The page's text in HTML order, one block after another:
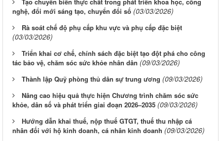
nghệ, đổi mới sáng tạo, chuyển đổi số (03/03/2026)
Rà soát chế độ phụ cấp khu vực và phụ cấp đặc biệt
(03/03/2026)
Triển khai cơ chế, chính sách đặc biệt tạo đột phá cho công
tác bảo vệ, chăm sóc sức khỏe nhân dân (09/03/2026)
Thành lập Quỹ phòng thủ dân sự trung ương (09/03/2026)
Nâng cao hiệu quả thực hiện Chương trình chăm sóc sức
khỏe, dân số và phát triển giai đoạn 2026–2035 (09/03/2026)
Hướng dẫn khai thuế, nộp thuế GTGT, thuế thu nhập cá
nhân đối với hộ kinh doanh, cá nhân kinh doanh (09/03/2026)